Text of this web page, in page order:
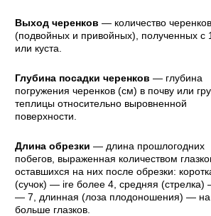
Выход черенков — количество черенков
(подвойных и привойных), полученных с
или куста.
Глубина посадки черенков — глубина
погружения черенков (см) в почву или
теплицы относительно выровненной
поверхности.
Длина обрезки — длина прошлогодних
побегов, выраженная количеством
оставшихся на них после обрезки:
(сучок) — ire более 4, средняя (стрелка)
— 7, длинная (лоза плодоношения) —
больше глазков.